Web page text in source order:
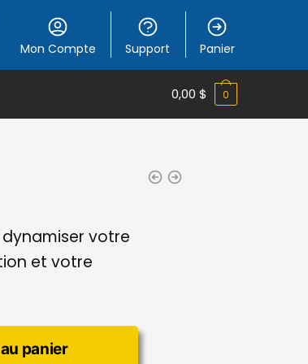
Mon Compte Support Panier
0,00 $ 0
votre
et votre
panier